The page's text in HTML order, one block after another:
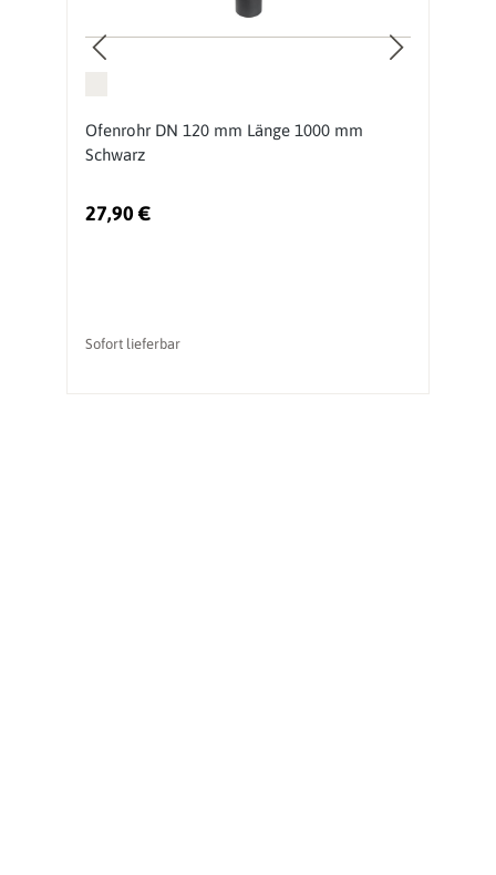
Ofenrohr DN 120 mm Länge 1000 mm
Schwarz
27,90 €
Sofort lieferbar